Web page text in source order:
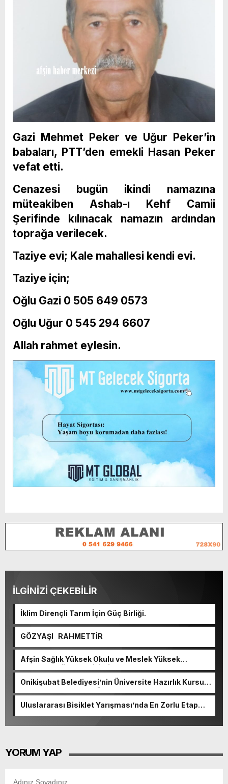
Gazi Mehmet Peker ve Uğur Peker’in
babaları, PTT’den emekli Hasan Peker
vefat etti.
Cenazesi bugün ikindi namazına
müteakiben Ashab-ı Kehf Camii
Şerifinde kılınacak namazın ardından
toprağa verilecek.
Taziye evi; Kale mahallesi kendi evi.
Taziye için;
Oğlu Gazi 0 505 649 0573
Oğlu Uğur 0 545 294 6607
Allah rahmet eylesin.
İLGİNİZİ ÇEKEBİLİR
İklim Dirençli Tarım İçin Güç Birliği.
GÖZYAŞI RAHMETTİR
Afşin Sağlık Yüksek Okulu ve Meslek Yüksek
Okulunda görev değişimi!
Onikişubat Belediyesi’nin Üniversite Hazırlık Kursu
başvurularında son gün 7 Ağustos.
Uluslararası Bisiklet Yarışması’nda En Zorlu Etap
YORUM YAP